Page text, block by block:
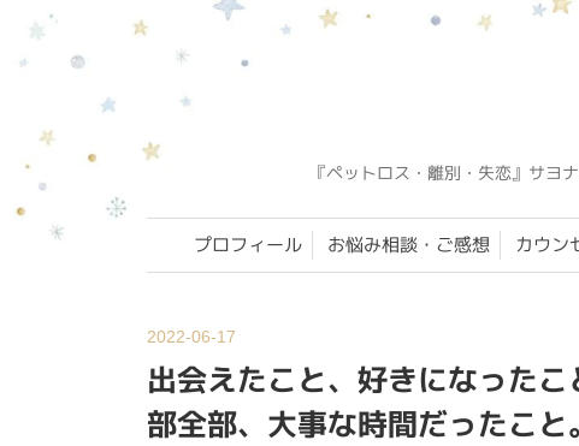
『ペットロス・離別・失恋』サヨ
プロフィール お悩み相談・ご感想 カウン
2022-06-17
出会えたこと、好きになった
部全部、大事な時間だったこと。